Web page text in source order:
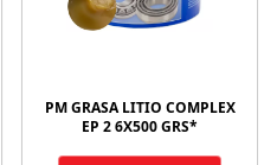
PM GRASA LITIO COMPLEX
EP 2 6X500 GRS*